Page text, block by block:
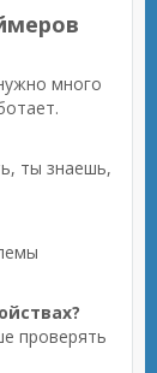
много
ты знаешь,
проверять